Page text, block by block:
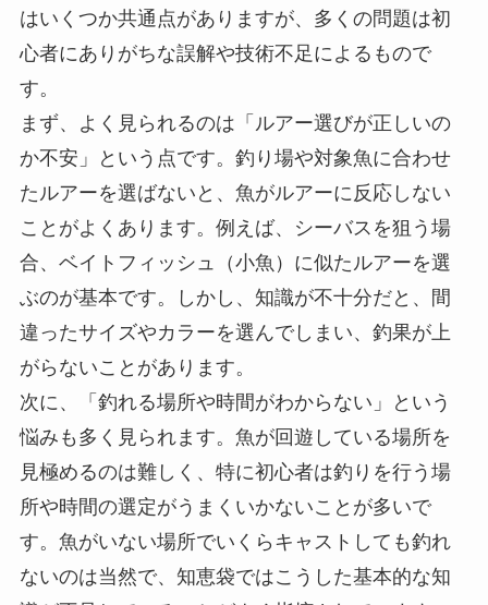
はいくつか共通点がありますが、多くの問題は初
心者にありがちな誤解や技術不足によるもので
す。
まず、よく見られるのは「ルアー選びが正しいの
か不安」という点です。釣り場や対象魚に合わせ
たルアーを選ばないと、魚がルアーに反応しない
ことがよくあります。例えば、シーバスを狙う場
合、ベイトフィッシュ（小魚）に似たルアーを選
ぶのが基本です。しかし、知識が不十分だと、間
違ったサイズやカラーを選んでしまい、釣果が上
がらないことがあります。
次に、「釣れる場所や時間がわからない」という
悩みも多く見られます。魚が回遊している場所を
見極めるのは難しく、特に初心者は釣りを行う場
所や時間の選定がうまくいかないことが多いで
す。魚がいない場所でいくらキャストしても釣れ
ないのは当然で、知恵袋ではこうした基本的な知